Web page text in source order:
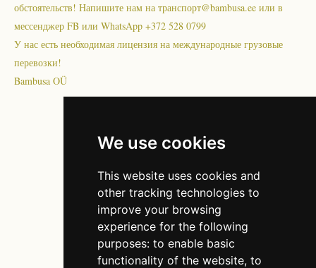
We use cookies
This website uses cookies and
other tracking technologies to
improve your browsing
experience for the following
purposes: to enable basic
functionality of the website, to
обстоятельств! Напишите нам на транспорт@bambusa.ee или в
мессенджер FB или WhatsApp +372 528 0799
У нас есть необходимая лицензия на международные грузовые
перевозки!
Bambusa OÜ